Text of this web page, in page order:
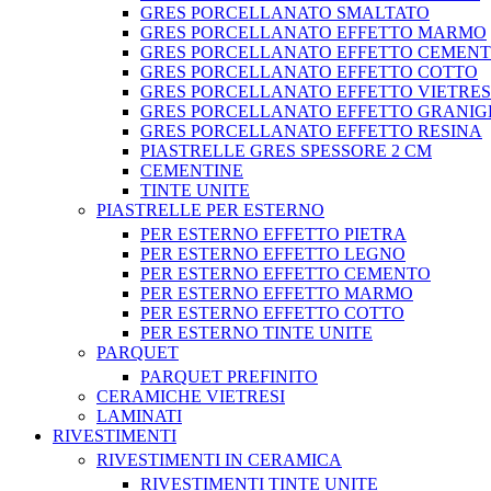
GRES PORCELLANATO SMALTATO
GRES PORCELLANATO EFFETTO MARMO
GRES PORCELLANATO EFFETTO
GRES PORCELLANATO EFFETTO COTTO
GRES PORCELLANATO EFFETTO
GRES PORCELLANATO EFFETTO
GRES PORCELLANATO EFFETTO RESINA
PIASTRELLE GRES SPESSORE 2 CM
CEMENTINE
TINTE UNITE
PIASTRELLE PER ESTERNO
PER ESTERNO EFFETTO PIETRA
PER ESTERNO EFFETTO LEGNO
PER ESTERNO EFFETTO CEMENTO
PER ESTERNO EFFETTO MARMO
PER ESTERNO EFFETTO COTTO
PER ESTERNO TINTE UNITE
PARQUET
PARQUET PREFINITO
CERAMICHE VIETRESI
LAMINATI
RIVESTIMENTI
RIVESTIMENTI IN CERAMICA
RIVESTIMENTI TINTE UNITE